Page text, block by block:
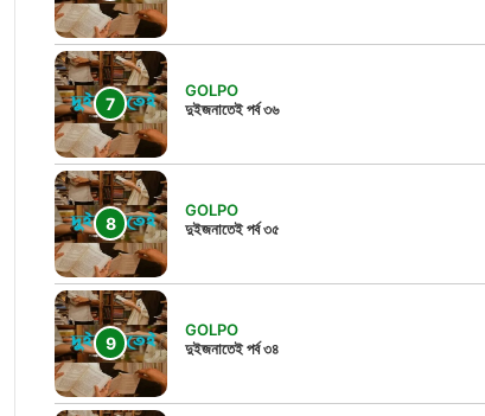
GOLPO
দুইজনাতেই পর্ব ৩৬
GOLPO
দুইজনাতেই পর্ব ৩৫
GOLPO
দুইজনাতেই পর্ব ৩৪